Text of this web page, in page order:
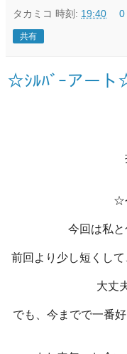
タカミコ 時刻: 19:40 0
共有
☆ｼﾙﾊﾞｰアー
☆
今回は私と
前回より少し短くし
大丈
でも、今までで一番